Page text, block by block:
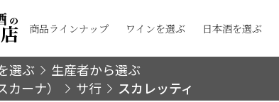
商品ラインナップ ワインを選ぶ 日本酒を選ぶ
選ぶ
生産者から選ぶ
ーナ）
サ行 スカレッティ